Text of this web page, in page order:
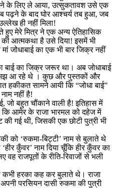
के लिए ले आया, उत्सुकतावश उसे एक
पढ़ने के बाद घोर आश्चर्य तब हुआ, जब
ही नहीं मिला!
हुए मेरे मित्र ने एक अन्य ऐतिहासिक
की आत्मकथा है उसे दिया! इसमें भी
जोधाबाई का एक भी बार जिक्र नहीं
बाई का जिक्र जरूर था। अब जोधाबाई
आ रहे थे । कुछ और पुस्तकों और
हकीकत सामने आयी कि “जोधा बाई”
नहीं है!
बहुत चौंकाने वाली है! इतिहास में
आमेर के राजा भारमल को दहेज में
की गई थी, जिसकी एक छोटी पुत्री भी
को ‘रुकमा-बिट्टी’ नाम से बुलाते थे
कुँवर’ नाम दिया चूँकि हीर कुँवर का
राजपूतों के रीति-रिवाजों से भली
कभी हरका कह कर बुलाते थे। राजा
परसियन दासी रुकमा की पुत्री